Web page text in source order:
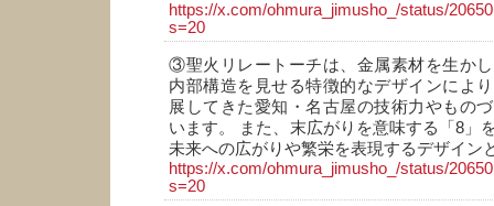
https://x.com/ohmura_jimusho_/status/
s=20
③聖火リレートーチは、金属素材を生か
内部構造を見せる特徴的なデザインによ
展してきた愛知・名古屋の技術力やもの
います。 また、末広がりを意味する「8」
未来への広がりや繁栄を表現するデザイン
https://x.com/ohmura_jimusho_/status/
s=20